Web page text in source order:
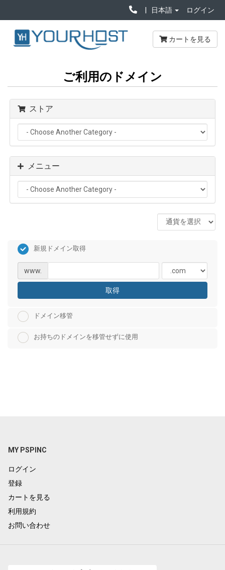
日本語 ログイン
カートを見る
ご利用のドメイン
ストア
メニュー
新規ドメイン取得
www.
取得
ドメイン移管
お持ちのドメインを移管せずに使用
MY PSPINC
ログイン
登録
カートを見る
利用規約
お問い合わせ